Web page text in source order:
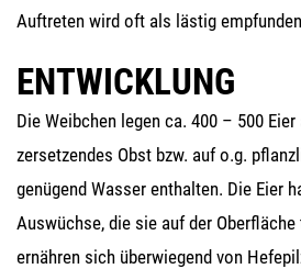
Auf­tre­ten wird oft als läs­tig
ENTWICKLUNG
Die Weib­chen legen ca. 400 – 500
zer­set­zen­des Obst bzw. auf o.g.
genü­gend Was­ser ent­hal­ten. Die Eier
Aus­wüch­se, die sie auf der Ober­flä­che
ernäh­ren sich über­wie­gend von